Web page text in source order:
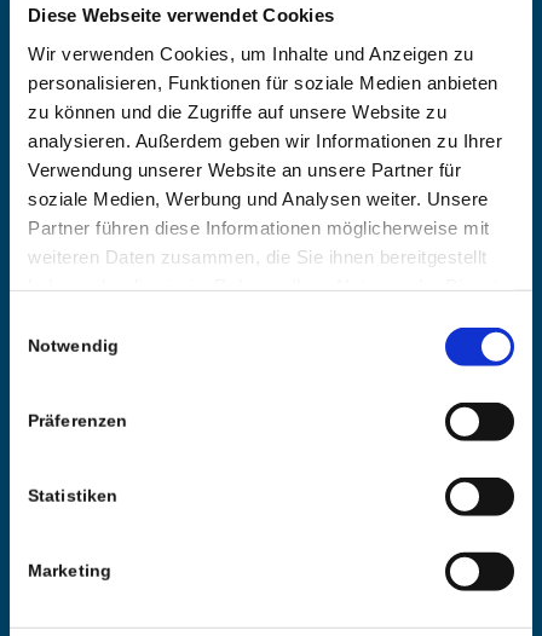
Diese Webseite verwendet Cookies
Wir verwenden Cookies, um Inhalte und Anzeigen zu
personalisieren, Funktionen für soziale Medien anbieten
zu können und die Zugriffe auf unsere Website zu
analysieren. Außerdem geben wir Informationen zu Ihrer
Verwendung unserer Website an unsere Partner für
soziale Medien, Werbung und Analysen weiter. Unsere
Partner führen diese Informationen möglicherweise mit
weiteren Daten zusammen, die Sie ihnen bereitgestellt
Notwendig
Präferenzen
Statistiken
Marketing
rottenburg@dachs-partner.de
Öffnungszeiten
Montag – Freitag
08:00 Uhr – 12:30 Uhr
Arbeitsrecht für Arbeitnehmer
Dienstrecht für öffentliche Arbeitgeber, Angestellte und Beamte
Recht der Arbeitnehmerüberlassung
Sozialversicherungsrecht für Privatpersonen,
Datenschutz